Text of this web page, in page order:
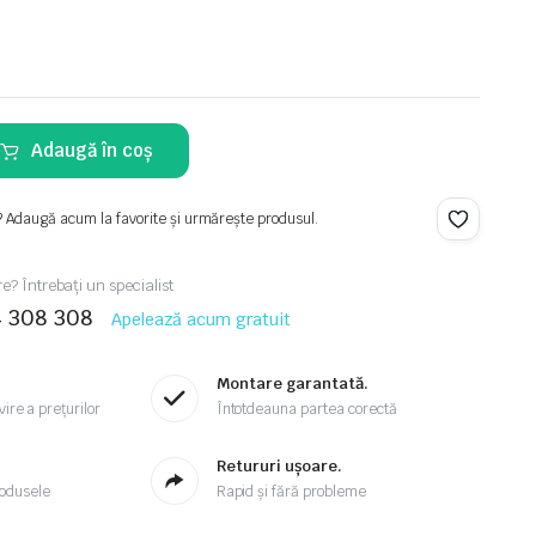
lei.
lei.
Adaugă în coș
Adaugă acum la favorite și urmărește produsul.
Întrebați un specialist
308 308 Apelează acum gratuit
a prețurilor
Montare garantată.
Întotdeauna partea corectă
Retururi ușoare.
Rapid și fără probleme